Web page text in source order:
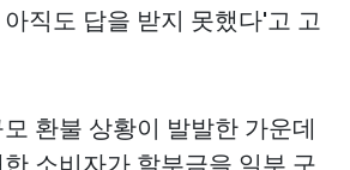
직도 답을 받지 못했다'고 고
환불 상황이 발발한 가운데
소비자가 할부금을 일부 구